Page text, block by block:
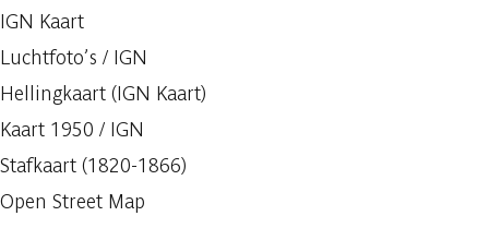
IGN Kaart
Luchtfoto’s / IGN
Hellingkaart (IGN Kaart)
Kaart 1950 / IGN
Stafkaart (1820-1866)
Open Street Map